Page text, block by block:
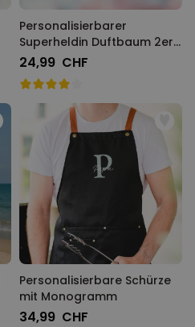
Personalisierbarer
Superheldin Duftbaum 2er
Set mit Gesicht
24,99 CHF
Personalisierbare Schürze
mit Monogramm
34,99 CHF